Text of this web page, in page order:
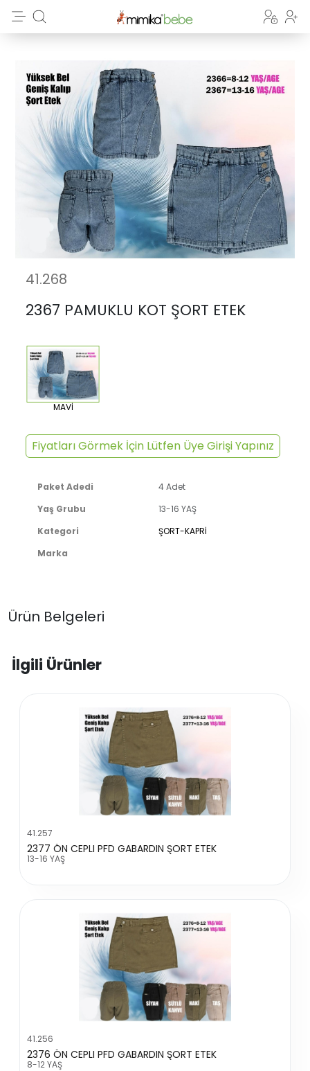
41.268
2367 PAMUKLU KOT ŞORT ETEK
MAVİ
Fiyatları Görmek İçin Lütfen Üye Girişi Yapınız
Paket Adedi
4 Adet
Yaş Grubu
13-16 YAŞ
Kategori
ŞORT-KAPRİ
Marka
Ürün Belgeleri
İlgili Ürünler
41.257
2377 ÖN CEPLI PFD GABARDIN ŞORT ETEK
13-16 YAŞ
41.256
2376 ÖN CEPLI PFD GABARDIN ŞORT ETEK
8-12 YAŞ